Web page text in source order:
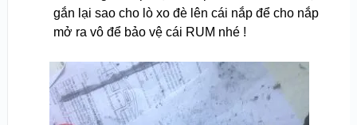
gắn lại sao cho lò xo đè lên cái nắp để cho nắp
mở ra vô để bảo vệ cái RUM nhé !